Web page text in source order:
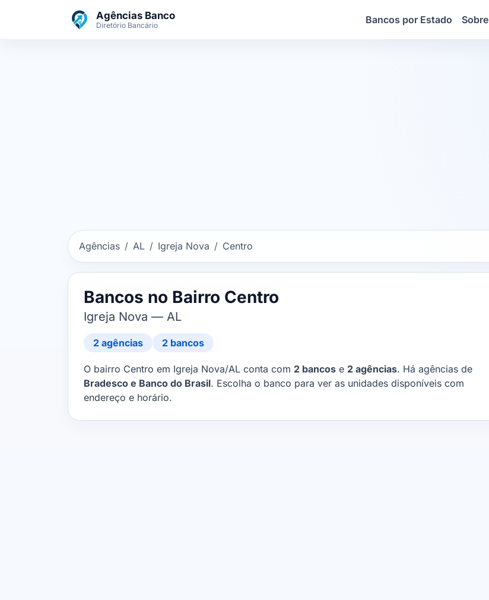
Agências Banco
Diretório Bancário Bancos por Estado Sobre
Agências AL Igreja Nova Centro
Bancos no Bairro Centro
Igreja Nova — AL
2 agências 2 bancos
O bairro Centro em Igreja Nova/AL conta com 2 bancose 2 agências. Há agências de
Bradesco e Banco do Brasil. Escolha o banco para ver as unidades disponíveis com
endereço e horário.